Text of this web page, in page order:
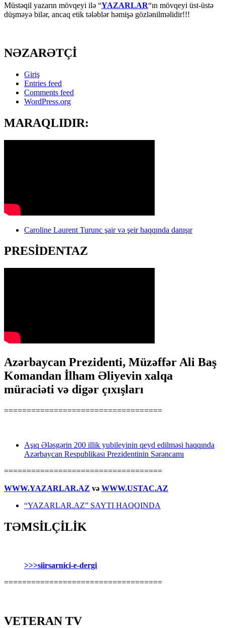
Müstəqil yazarın mövqeyi ilə “YAZARLAR“ın mövqeyi üst-üstə
düşməyə bilər, ancaq etik tələblər həmişə gözlənilməlidir!!!
NƏZARƏTÇİ
Giriş
Entries feed
Comments feed
WordPress.org
MARAQLIDIR:
Caroline Laurent Turunc şair və şeir haqqında danışır
PRESİDENTAZ
Azərbaycan Prezidenti, Müzəffər Ali Baş
Komandan İlham Əliyevin xalqa
müraciəti və digər çıxışları
===================================
Aşıq Ələsgərin 200 illik yubileyinin qeyd edilməsi haqqında
Azərbaycan Respublikası Prezidentinin Sərəncamı
===================================
WWW.YAZARLAR.AZ və WWW.USTAC.AZ
“YAZARLAR.AZ” SAYTI HAQQINDA
TƏMSİLÇİLİK
>>>siirsarnici-e-dergi
===================================
VETERAN TV